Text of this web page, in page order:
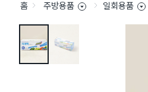
홈 주방용품 일회용품